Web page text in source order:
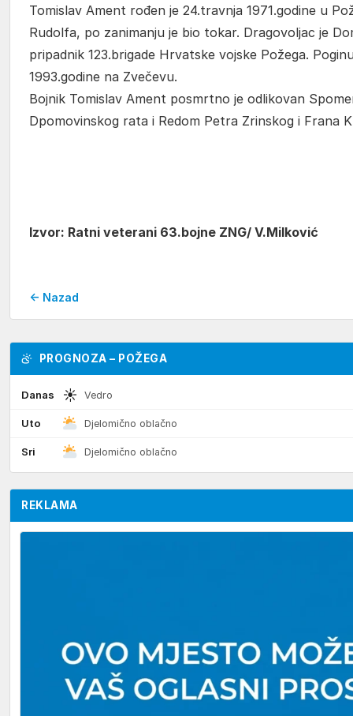
Tomislav Ament rođen je 24.travnja 1971.godine u
Rudolfa, po zanimanju je bio tokar. Dragovoljac je
pripadnik 123.brigade Hrvatske vojske Požega.
1993.godine na Zvečevu.
Bojnik Tomislav Ament posmrtno je odlikovan
Dpomovinskog rata i Redom Petra Zrinskog i Frana
Izvor: Ratni veterani 63.bojne ZNG/ V.Milković
← Nazad
PROGNOZA – POŽEGA
Danas ☀ Vedro
Uto Djelomično oblačno
Sri Djelomično oblačno
REKLAMA